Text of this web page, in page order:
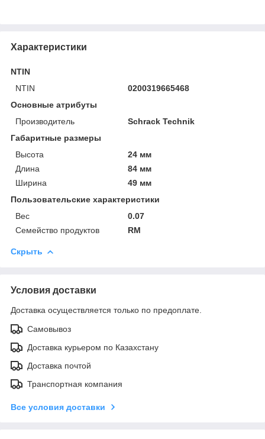
Характеристики
NTIN
NTIN
0200319665468
Основные атрибуты
Производитель
Schrack Technik
Габаритные размеры
Высота
24 мм
Длина
84 мм
Ширина
49 мм
Пользовательские характеристики
Вес
0.07
Семейство продуктов
RM
Скрыть
Условия доставки
Доставка осуществляется только по предоплате.
Самовывоз
Доставка курьером по Казахстану
Доставка почтой
Транспортная компания
Все условия доставки